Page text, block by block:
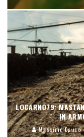
LOCARNO79:
IN
Massimo Causo